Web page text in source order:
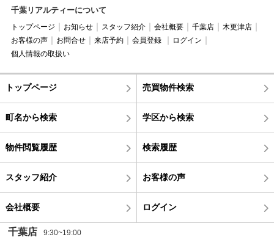
千葉リアルティーについて
トップページ お知らせ スタッフ紹介 会社概要 千葉店
木更津店
お客様の声
お問合せ 来店予約 会員登録
ログイン
個人情報の取扱い
トップページ 売買物件検索
町名から検索 学区から検索
物件閲覧履歴 検索履歴
スタッフ紹介 お客様の声
会社概要 ログイン
千葉店 9:30~19:00